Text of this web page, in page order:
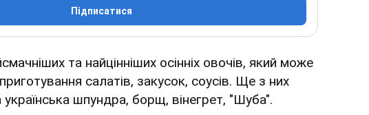
Підписатися
та найцінніших осінніх овочів, який може
салатів, закусок, соусів. Ще з них
шпундра, борщ, вінегрет, "Шуба".